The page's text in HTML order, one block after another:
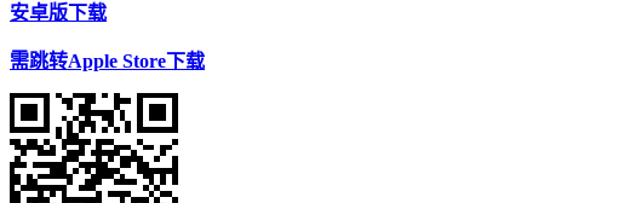
安卓版下载
需跳转Apple Store下载